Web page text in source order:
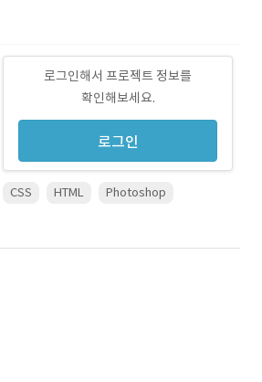
로그인해서 프로젝트 정보를
확인해보세요.
로그인
CSS HTML Photoshop